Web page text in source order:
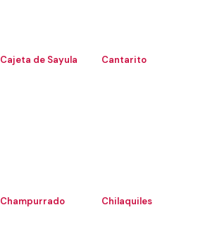
Cajeta de Sayula Cantarito
Champurrado Chilaquiles